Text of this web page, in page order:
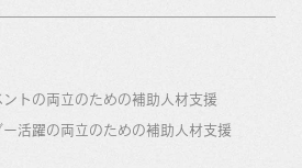
トの両立のための補助人材支援
活躍の両立のための補助人材支援